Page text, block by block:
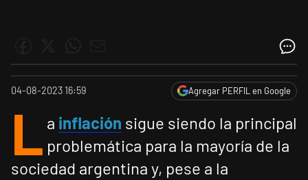
04-08-2023 16:59 Agregar PERFIL en Google
L a inflación sigue siendo la principal
problemática para la mayoría de la
sociedad argentina y, pese a la